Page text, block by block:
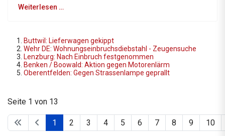
Weiterlesen …
Buttwil: Lieferwagen gekippt
Wehr DE: Wohnungseinbruchsdiebstahl - Zeugensuche
Lenzburg: Nach Einbruch festgenommen
Benken / Boowald: Aktion gegen Motorenlärm
Oberentfelden: Gegen Strassenlampe geprallt
Seite 1 von 13
1 2 3 4 5 6 7 8 9 10